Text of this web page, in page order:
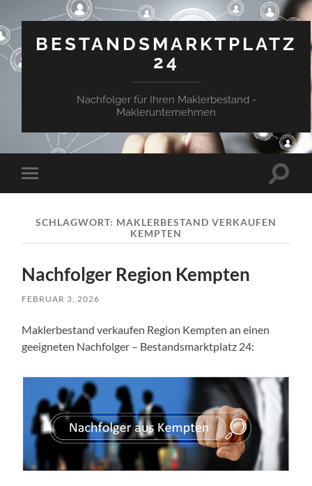
BESTANDSMARKTPLATZ
24
Nachfolger für Ihren Maklerbestand -
Maklerunternehmen
Mobile-
Menü
SCHLAGWORT: MAKLERBESTAND VERKAUFEN
KEMPTEN
Nachfolger Region Kempten
FEBRUAR 3, 2026
Maklerbestand verkaufen Region Kempten an einen
geeigneten Nachfolger – Bestandsmarktplatz 24: